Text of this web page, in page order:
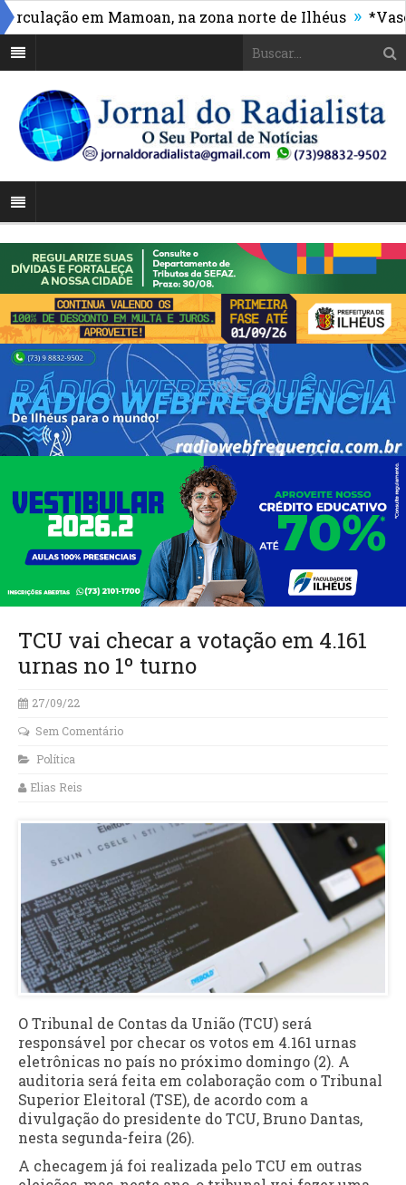
em Mamoan, na zona norte de Ilhéus » *Vasco
TCU vai checar a votação em 4.161
urnas no 1º turno
27/09/22
Sem Comentário
Política
Elias Reis
O Tribunal de Contas da União (TCU) será
responsável por checar os votos em 4.161 urnas
eletrônicas no país no próximo domingo (2). A
auditoria será feita em colaboração com o Tribunal
Superior Eleitoral (TSE), de acordo com a
divulgação do presidente do TCU, Bruno Dantas,
nesta segunda-feira (26).
A checagem já foi realizada pelo TCU em outras